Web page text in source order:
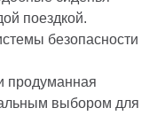
поездкой.
безопасности
продуманная
выбором для